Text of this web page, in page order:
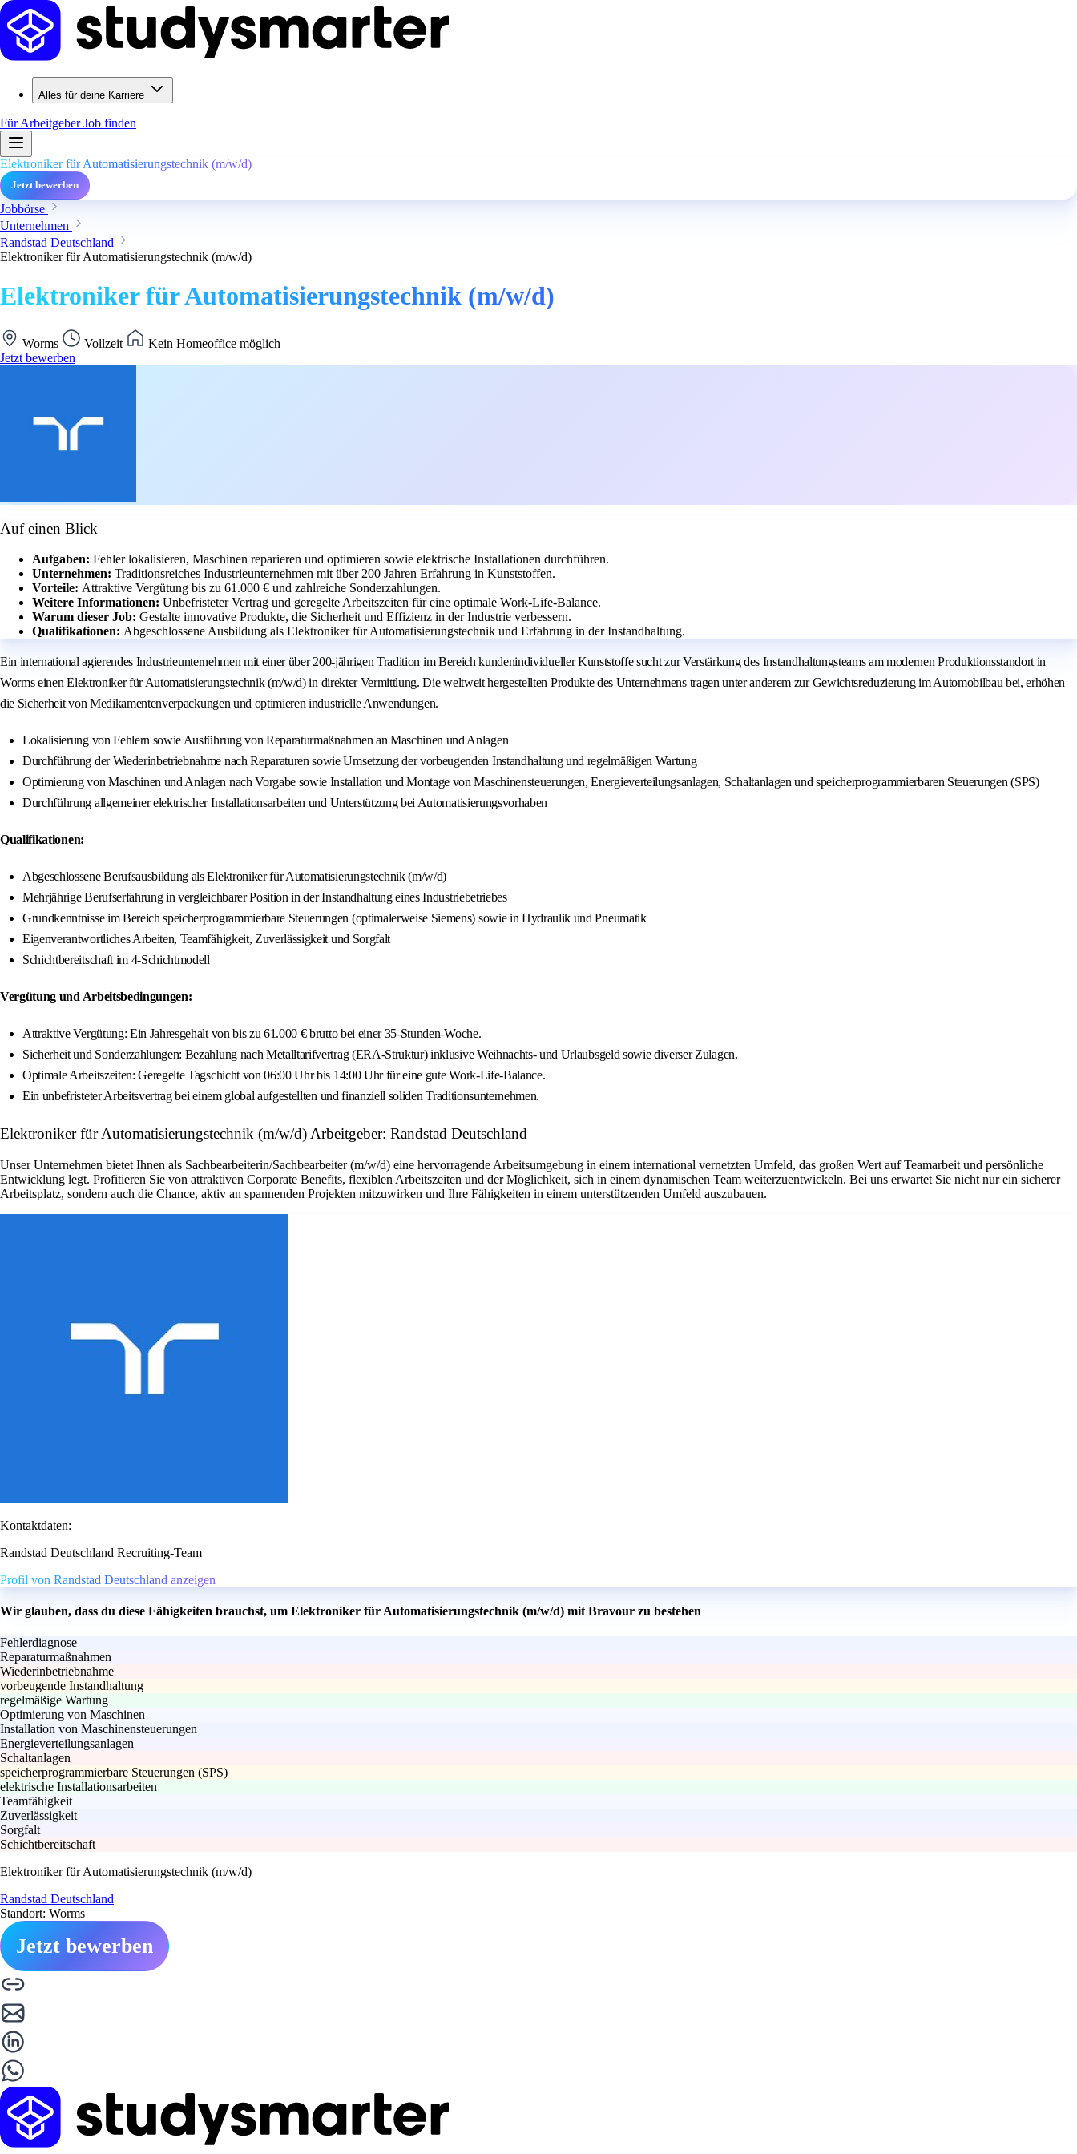
Alles für deine Karriere
Für ArbeitgeberJob finden
Elektroniker für Automatisierungstechnik (m/w/d)
Jetzt bewerben
Jobbörse
Unternehmen
Randstad Deutschland
Elektroniker für Automatisierungstechnik (m/w/d)
Elektroniker für Automatisierungstechnik (m/w/d)
Worms Vollzeit
Kein Homeoffice möglich
Jetzt bewerben
Auf einen Blick
Aufgaben: Fehler lokalisieren, Maschinen reparieren und optimieren sowie elektrische Installationen durchführen.
Unternehmen: Traditionsreiches Industrieunternehmen mit über 200 Jahren Erfahrung in Kunststoffen.
Vorteile: Attraktive Vergütung bis zu 61.000 € und zahlreiche Sonderzahlungen.
Weitere Informationen: Unbefristeter Vertrag und geregelte Arbeitszeiten für eine optimale Work-Life-Balance.
Warum dieser Job: Gestalte innovative Produkte, die Sicherheit und Effizienz in der Industrie verbessern.
Qualifikationen: Abgeschlossene Ausbildung als Elektroniker für Automatisierungstechnik und Erfahrung in der Instandhaltung.
Ein international agierendes Industrieunternehmen mit einer über 200-jährigen Tradition im Bereich kundenindividueller Kunststoffe sucht zur Verstärkung des Instandhaltungsteams am modernen Produktionsstandort in
Worms einen Elektroniker für Automatisierungstechnik (m/w/d) in direkter Vermittlung. Die weltweit hergestellten Produkte des Unternehmens tragen unter anderem zur Gewichtsreduzierung im Automobilbau bei, erhöhen
die Sicherheit von Medikamentenverpackungen und optimieren industrielle Anwendungen.
Lokalisierung von Fehlern sowie Ausführung von Reparaturmaßnahmen an Maschinen und Anlagen
Durchführung der Wiederinbetriebnahme nach Reparaturen sowie Umsetzung der vorbeugenden Instandhaltung und regelmäßigen Wartung
Optimierung von Maschinen und Anlagen nach Vorgabe sowie Installation und Montage von Maschinensteuerungen, Energieverteilungsanlagen, Schaltanlagen und speicherprogrammierbaren Steuerungen (SPS)
Durchführung allgemeiner elektrischer Installationsarbeiten und Unterstützung bei Automatisierungsvorhaben
Qualifikationen:
Abgeschlossene Berufsausbildung als Elektroniker für Automatisierungstechnik (m/w/d)
Mehrjährige Berufserfahrung in vergleichbarer Position in der Instandhaltung eines Industriebetriebes
Grundkenntnisse im Bereich speicherprogrammierbare Steuerungen (optimalerweise Siemens) sowie in Hydraulik und Pneumatik
Eigenverantwortliches Arbeiten, Teamfähigkeit, Zuverlässigkeit und Sorgfalt
Schichtbereitschaft im 4-Schichtmodell
Vergütung und Arbeitsbedingungen:
Attraktive Vergütung: Ein Jahresgehalt von bis zu 61.000 € brutto bei einer 35-Stunden-Woche.
Sicherheit und Sonderzahlungen: Bezahlung nach Metalltarifvertrag (ERA-Struktur) inklusive Weihnachts- und Urlaubsgeld sowie diverser Zulagen.
Optimale Arbeitszeiten: Geregelte Tagschicht von 06:00 Uhr bis 14:00 Uhr für eine gute Work-Life-Balance.
Ein unbefristeter Arbeitsvertrag bei einem global aufgestellten und finanziell soliden Traditionsunternehmen.
Elektroniker für Automatisierungstechnik (m/w/d) Arbeitgeber: Randstad Deutschland
Unser Unternehmen bietet Ihnen als Sachbearbeiterin/Sachbearbeiter (m/w/d) eine hervorragende Arbeitsumgebung in einem international vernetzten Umfeld, das großen Wert auf Teamarbeit und persönliche
Entwicklung legt. Profitieren Sie von attraktiven Corporate Benefits, flexiblen Arbeitszeiten und der Möglichkeit, sich in einem dynamischen Team weiterzuentwickeln. Bei uns erwartet Sie nicht nur ein sicherer
Arbeitsplatz, sondern auch die Chance, aktiv an spannenden Projekten mitzuwirken und Ihre Fähigkeiten in einem unterstützenden Umfeld auszubauen.
Kontaktdaten:
Randstad Deutschland Recruiting-Team
Profil von Randstad Deutschland anzeigen
Wir glauben, dass du diese Fähigkeiten brauchst, um Elektroniker für Automatisierungstechnik (m/w/d) mit Bravour zu bestehen
Fehlerdiagnose
Reparaturmaßnahmen
Wiederinbetriebnahme
vorbeugende Instandhaltung
regelmäßige Wartung
Optimierung von Maschinen
Installation von Maschinensteuerungen
Energieverteilungsanlagen
Schaltanlagen
speicherprogrammierbare Steuerungen (SPS)
elektrische Installationsarbeiten
Teamfähigkeit
Zuverlässigkeit
Sorgfalt
Schichtbereitschaft
Elektroniker für Automatisierungstechnik (m/w/d)
Randstad Deutschland
Standort: Worms
Jetzt bewerben